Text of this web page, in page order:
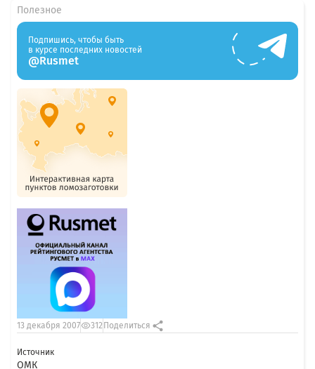
Источник
ОМК
13 декабря 2007 312 Поделиться
Полезное
Подпишись, чтобы быть
в курсе последних новостей
@Rusmet